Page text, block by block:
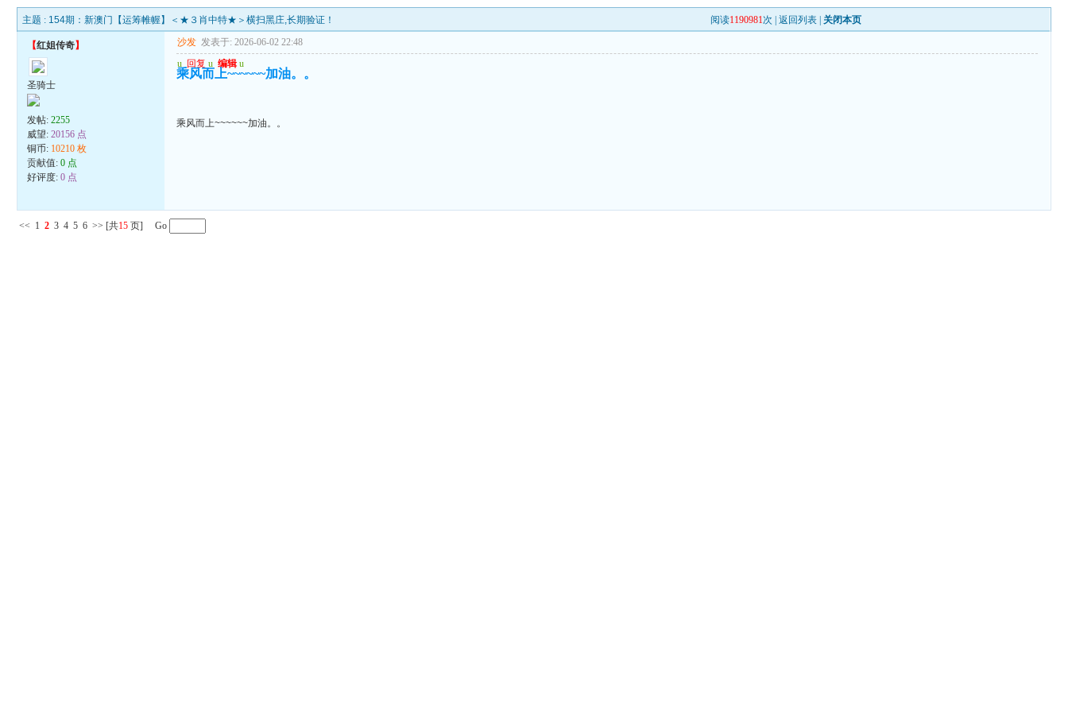
主题 : 154期：新澳门【运筹帷幄】＜★３肖中特★＞横扫黑庄,长期验证！ 阅读1190981次 |返回列表 关闭本页
【红姐传奇】
圣骑士
发帖:2255
威望:20156 点
铜币: 10210 枚
贡献值:0 点
好评度:0 点
沙发 发表于: 2026-06-02 22:48
u 回复 u 编辑 u
乘风而上~~~~~~加油。。
乘风而上~~~~~~加油。。
<< 1 2 3 4 5 6 >> [共15 页] Go